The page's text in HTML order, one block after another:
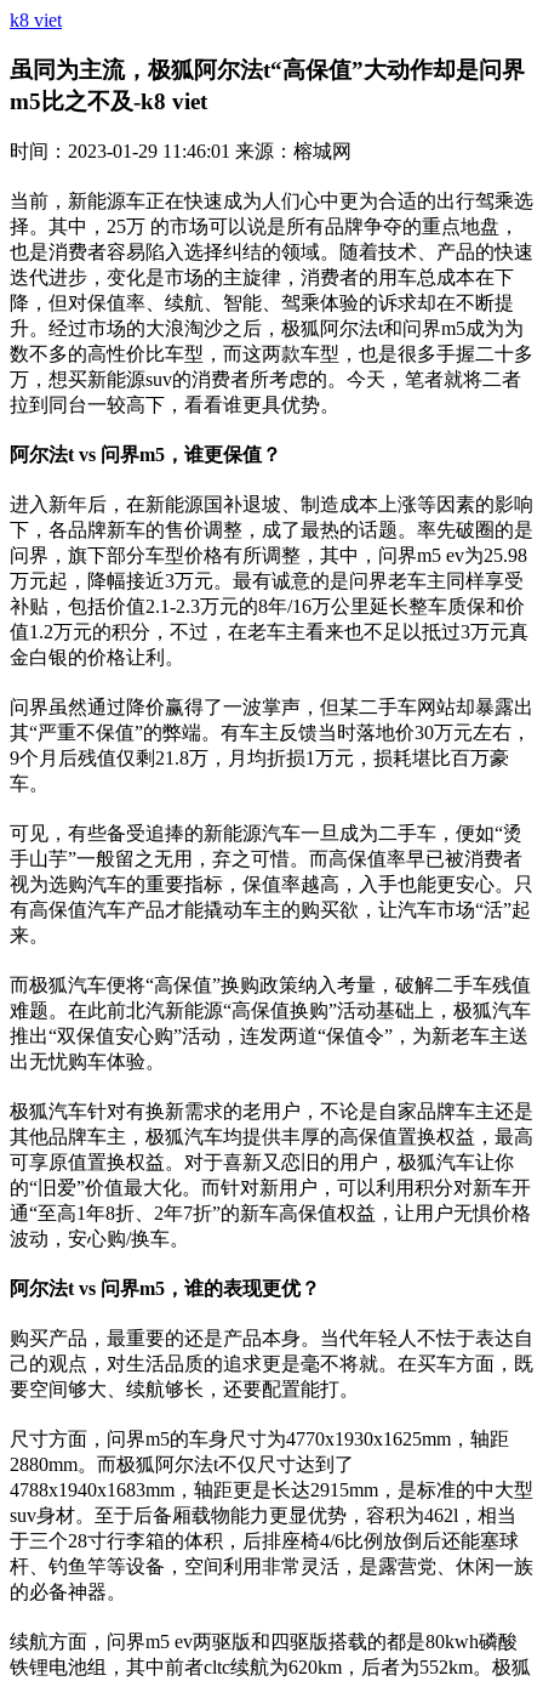
k8 viet
虽同为主流，极狐阿尔法t“高保值”大动作却是问界
m5比之不及-k8 viet
时间：2023-01-29 11:46:01 来源：榕城网
当前，新能源车正在快速成为人们心中更为合适的出行驾乘选
择。其中，25万 的市场可以说是所有品牌争夺的重点地盘，
也是消费者容易陷入选择纠结的领域。随着技术、产品的快速
迭代进步，变化是市场的主旋律，消费者的用车总成本在下
降，但对保值率、续航、智能、驾乘体验的诉求却在不断提
升。经过市场的大浪淘沙之后，极狐阿尔法t和问界m5成为为
数不多的高性价比车型，而这两款车型，也是很多手握二十多
万，想买新能源suv的消费者所考虑的。今天，笔者就将二者
拉到同台一较高下，看看谁更具优势。
阿尔法t vs 问界m5 ，谁更保值？
进入新年后，在新能源国补退坡、制造成本上涨等因素的影响
下，各品牌新车的售价调整，成了最热的话题。率先破圈的是
问界，旗下部分车型价格有所调整，其中，问界m5 ev为25.98
万元起，降幅接近3万元。最有诚意的是问界老车主同样享受
补贴，包括价值2.1-2.3万元的8年/16万公里延长整车质保和价
值1.2万元的积分，不过，在老车主看来也不足以抵过3万元真
金白银的价格让利。
问界虽然通过降价赢得了一波掌声，但某二手车网站却暴露出
其“严重不保值”的弊端。有车主反馈当时落地价30万元左右，
9个月后残值仅剩21.8万，月均折损1万元，损耗堪比百万豪
车。
可见，有些备受追捧的新能源汽车一旦成为二手车，便如“烫
手山芋”一般留之无用，弃之可惜。而高保值率早已被消费者
视为选购汽车的重要指标，保值率越高，入手也能更安心。只
有高保值汽车产品才能撬动车主的购买欲，让汽车市场“活”起
来。
而极狐汽车便将“高保值”换购政策纳入考量，破解二手车残值
难题。在此前北汽新能源“高保值换购”活动基础上，极狐汽车
推出“双保值安心购”活动，连发两道“保值令”，为新老车主送
出无忧购车体验。
极狐汽车针对有换新需求的老用户，不论是自家品牌车主还是
其他品牌车主，极狐汽车均提供丰厚的高保值置换权益，最高
可享原值置换权益。对于喜新又恋旧的用户，极狐汽车让你
的“旧爱”价值最大化。而针对新用户，可以利用积分对新车开
通“至高1年8折、2年7折”的新车高保值权益，让用户无惧价格
波动，安心购/换车。
阿尔法t vs 问界m5，谁的表现更优？
购买产品，最重要的还是产品本身。当代年轻人不怯于表达自
己的观点，对生活品质的追求更是毫不将就。在买车方面，既
要空间够大、续航够长，还要配置能打。
尺寸方面，问界m5的车身尺寸为4770x1930x1625mm，轴距
2880mm。而极狐阿尔法t不仅尺寸达到了
4788x1940x1683mm，轴距更是长达2915mm，是标准的中大型
suv身材。至于后备厢载物能力更显优势，容积为462l，相当
于三个28寸行李箱的体积，后排座椅4/6比例放倒后还能塞球
杆、钓鱼竿等设备，空间利用非常灵活，是露营党、休闲一族
的必备神器。
续航方面，问界m5 ev两驱版和四驱版搭载的都是80kwh磷酸
铁锂电池组，其中前者cltc续航为620km，后者为552km。极狐